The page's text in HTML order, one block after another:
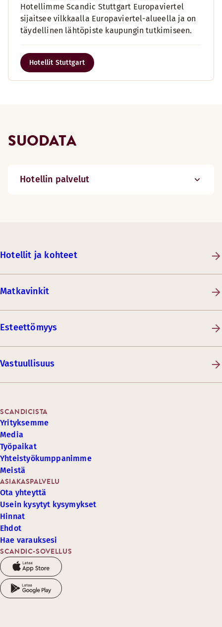
Hotellimme Scandic Stuttgart Europaviertel
sijaitsee vilkkaalla Europaviertel-alueella ja on
täydellinen lähtöpiste kaupungin tutkimiseen.
Hotellit Stuttgart
SUODATA
Hotellin palvelut
Hotellit ja kohteet
Matkavinkit
Esteettömyys
Vastuullisuus
SCANDIC-SOVELLUS
ASIAKASPALVELU
Ota yhteyttä
Usein kysytyt kysymykset
Hinnat
Ehdot
Hae varauksesi
SCANDICISTA
Yrityksemme
Media
Työpaikat
Yhteistyökumppanimme
Meistä